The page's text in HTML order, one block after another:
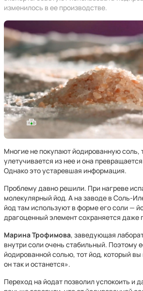
изменилось в ее производстве.
Многие не покупают йодированную соль,
улетучивается из нее и она
Однако это устаревшая информация.
Проблему давно решили. При нагреве
молекулярный йод. А на заводе в Соль-
йод там используют в форме его соли —
драгоценный элемент сохраняется даже
Марина Трофимова, заведующая
внутри соли очень стабильный. Поэтому
йодированной солью, тот йод, который вы
он так и останется».
Переход на йодат позволил успокоить и